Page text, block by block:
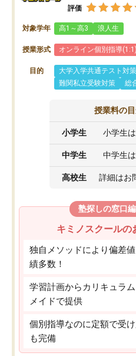
評価
対象学年 高1～高3 浪人生
授業形式 オンライン個別指導(1:1)
目的 大学入学共通テスト対策
難関私立受験対策
総
授業料の
小学生 小学生
中学生 中学生
高校生 詳細はお
塾探しの窓口
キミノスクールの
独自メソッドにより偏差
績多数！
学習計画からカリキュラ
メイドで提供
個別指導なのに定額で受
も完備